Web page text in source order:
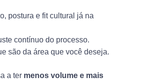
postura e fit cultural já na
contínuo do processo.
são da área que você deseja.
a ter menos volume e mais